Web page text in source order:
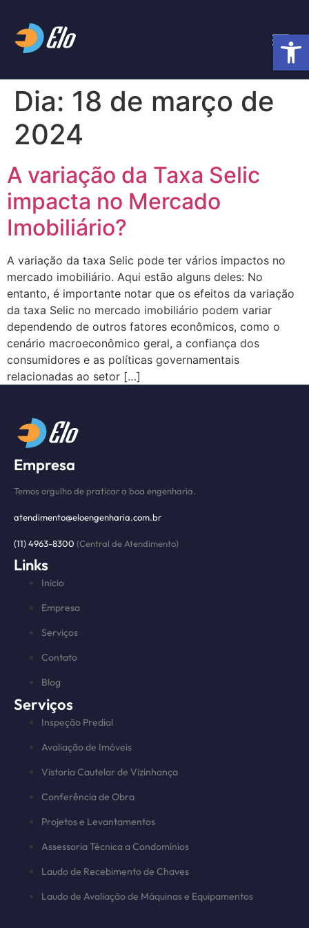
Abrir
Dia: 18 de março de
2024
A variação da Taxa Selic
impacta no Mercado
Imobiliário?
A variação da taxa Selic pode ter vários impactos no
mercado imobiliário. Aqui estão alguns deles: No
entanto, é importante notar que os efeitos da variação
da taxa Selic no mercado imobiliário podem variar
dependendo de outros fatores econômicos, como o
cenário macroeconômico geral, a confiança dos
consumidores e as políticas governamentais
relacionadas ao setor […]
Empresa
Temos orgulho de praticar a boa engenharia.
atendimento@eloengenharia.com.br
(11) 4963-8300 (Central de Atendimento)
Links
Inicio
Empresa
Serviços
Contato
Blog
Serviços
Inspeção Predial
Avaliação de Imóveis
Vistoria Cautelar de Vizinhança
Conferência de Obra
Projetos e Levantamentos
Assessoria Técnica a Condomínios
Laudo de Recebimento de Chaves
Laudo de Avaliação de Máquinas e Equipamentos